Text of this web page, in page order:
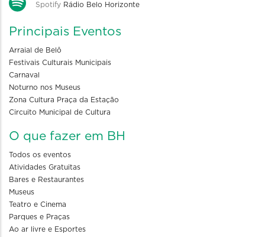
Spotify Rádio Belo Horizonte
Principais Eventos
Arraial de Belô
Festivais Culturais Municipais
Carnaval
Noturno nos Museus
Zona Cultura Praça da Estação
Circuito Municipal de Cultura
O que fazer em BH
Todos os eventos
Atividades Gratuitas
Bares e Restaurantes
Museus
Teatro e Cinema
Parques e Praças
Ao ar livre e Esportes